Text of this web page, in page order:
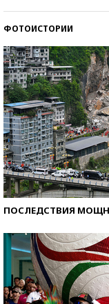
ФОТОИСТОРИИ
ПОСЛЕДСТВИЯ